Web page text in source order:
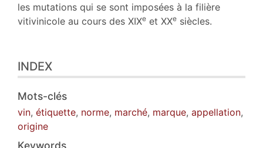
les mutations qui se sont imposées à la filière
vitivinicole au cours des XIXe et XXe siècles.
INDEX
Mots-clés
vin, étiquette, norme, marché, marque, appellation,
origine
Keywords